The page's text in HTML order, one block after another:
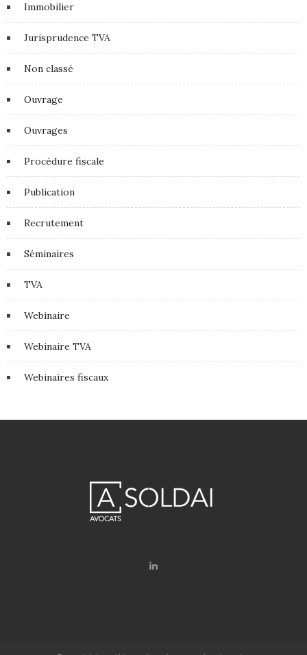
Immobilier
Jurisprudence TVA
Non classé
Ouvrage
Ouvrages
Procédure fiscale
Publication
Recrutement
Séminaires
TVA
Webinaire
Webinaire TVA
Webinaires fiscaux